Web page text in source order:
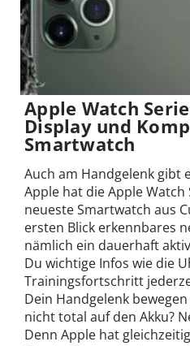
Apple Watch
Display und
Smartwatch
Auch am Handgelenk gibt
Apple hat die Apple
neueste Smartwatch aus
ersten Blick erkennbares
nämlich ein dauerhaft
Du wichtige Infos wie die
Trainingsfortschritt
Dein Handgelenk
nicht total auf den Akku?
Denn Apple hat